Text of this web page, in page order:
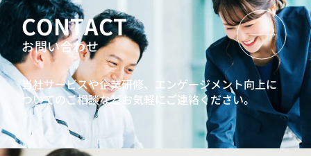
CONTACT
お問い合わせ
当社サービスや企業研修、エンゲージメント向上に
ついてのご相談などお気軽にご連絡ください。